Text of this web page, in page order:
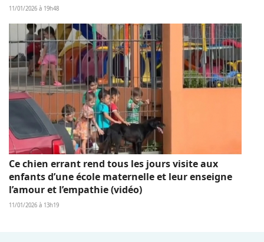
11/01/2026 à 19h48
Ce chien errant rend tous les jours visite aux
enfants d’une école maternelle et leur enseigne
l’amour et l’empathie (vidéo)
11/01/2026 à 13h19